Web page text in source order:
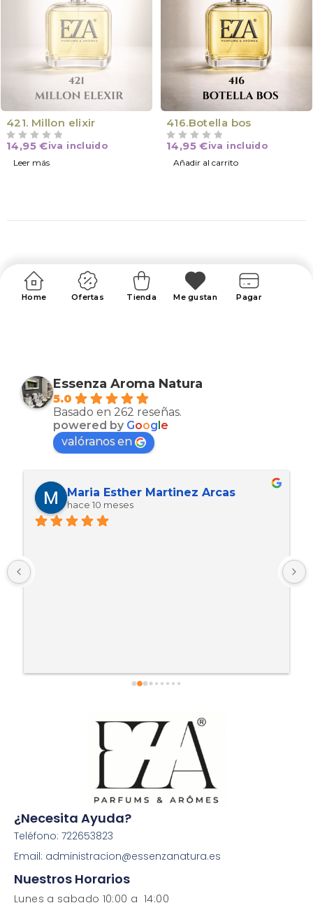
VÍCTIMA DE SU ÉXITO
421. Millon elixir
14,95€iva incluido
Leer más
416.Botella bos
14,95€iva incluido
Añadir al carrito
Home Ofertas Tienda Me gustan Pagar
Essenza Aroma Natura
5.0
Basado en 262 reseñas.
powered by Goog e
valóranos en
Maria Esther Martinez Arcas
hace 10 meses
¿Necesita Ayuda?
Teléfono: 722653823
Email: administracion@essenzanatura.es
Nuestros Horarios
Lunes a sabado 10:00 a 14:00